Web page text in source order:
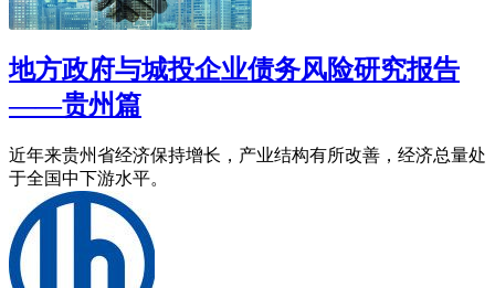
地方政府与城投企业债务风险研究报告
——贵州篇
近年来贵州省经济保持增长，产业结构有所改善，经济总量处
于全国中下游水平。